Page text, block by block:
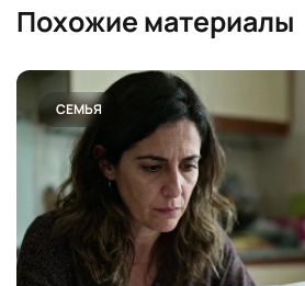
Похожие материалы
СЕМЬЯ